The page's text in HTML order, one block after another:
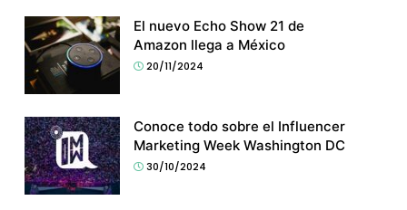
El nuevo Echo Show 21 de
Amazon llega a México
20/11/2024
Conoce todo sobre el Influencer
Marketing Week Washington DC
30/10/2024